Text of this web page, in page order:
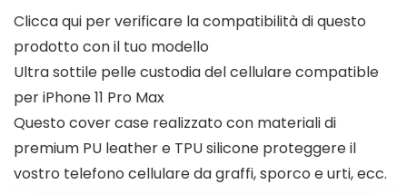
Clicca qui per verificare la compatibilità di questo
prodotto con il tuo modello
Ultra sottile pelle custodia del cellulare compatible
per iPhone 11 Pro Max
Questo cover case realizzato con materiali di
premium PU leather e TPU silicone proteggere il
vostro telefono cellulare da graffi, sporco e urti, ecc.